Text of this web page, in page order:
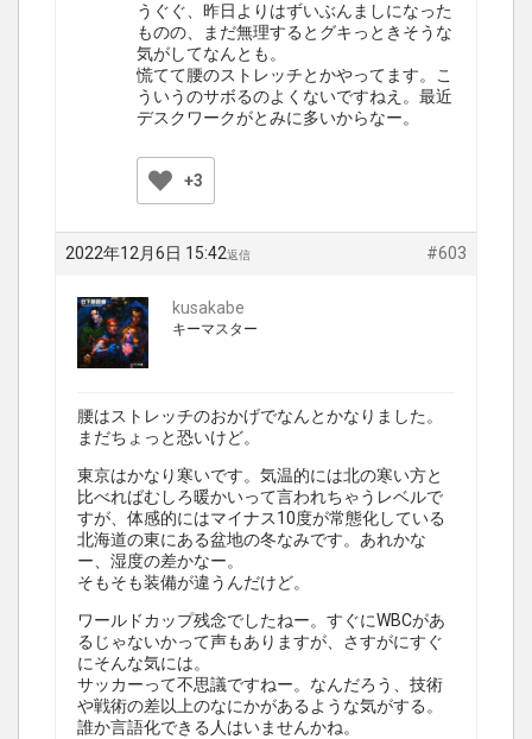
うぐぐ、昨日よりはずいぶんましになった
ものの、まだ無理するとグキっときそうな
気がしてなんとも。
慌てて腰のストレッチとかやってます。こ
ういうのサボるのよくないですねえ。最近
デスクワークがとみに多いからなー。
+3
2022年12月6日 15:42 #603
返信
kusakabe
キーマスター
腰はストレッチのおかげでなんとかなりました。
まだちょっと恐いけど。
東京はかなり寒いです。気温的には北の寒い方と
比べればむしろ暖かいって言われちゃうレベルで
すが、体感的にはマイナス10度が常態化している
北海道の東にある盆地の冬なみです。あれかな
ー、湿度の差かなー。
そもそも装備が違うんだけど。
ワールドカップ残念でしたねー。すぐにWBCがあ
るじゃないかって声もありますが、さすがにすぐ
にそんな気には。
サッカーって不思議ですねー。なんだろう、技術
や戦術の差以上のなにかがあるような気がする。
誰か言語化できる人はいませんかね。